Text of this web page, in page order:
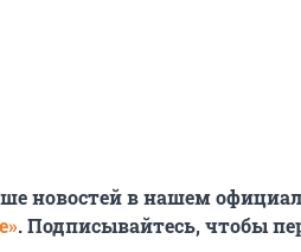
новостей в нашем
. Подписывайтесь, чтобы